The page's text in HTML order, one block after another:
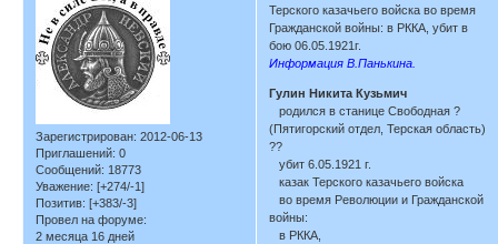
Зарегистрирован: 2012-06-13
Приглашений: 0
Сообщений: 18773
Уважение: [+274/-1]
Позитив: [+383/-3]
Провел на форуме:
2 месяца 16 дней
Терского казачьего войска во время
Гражданской войны: в РККА, убит в
бою 06.05.1921г.
Информация В.Панькина.
Гулин Никита Кузьмич
родился в станице Свободная ?
(Пятигорский отдел, Терская область)
??
убит 6.05.1921 г.
казак Терского казачьего войска
во время Революции и Гражданской
войны:
в РККА,